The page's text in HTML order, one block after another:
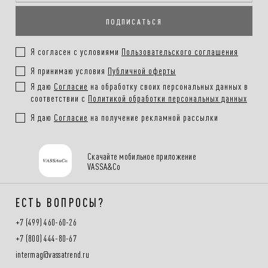
заказа
Покупателям .
ПОДПИСАТЬСЯ
Я согласен с условиями Пользовательского соглашения
Я принимаю условия Публичной оферты
Я даю Согласие на обработку своих персональных данных в
соответствии с Политикой обработки персональных данных
Я даю Согласие на получение рекламной рассылки
Скачайте мобильное приложение
VASSA&Co
ЕСТЬ ВОПРОСЫ?
+7 (499) 460-60-26
+7 (800) 444-80-67
intermag@vassatrend.ru